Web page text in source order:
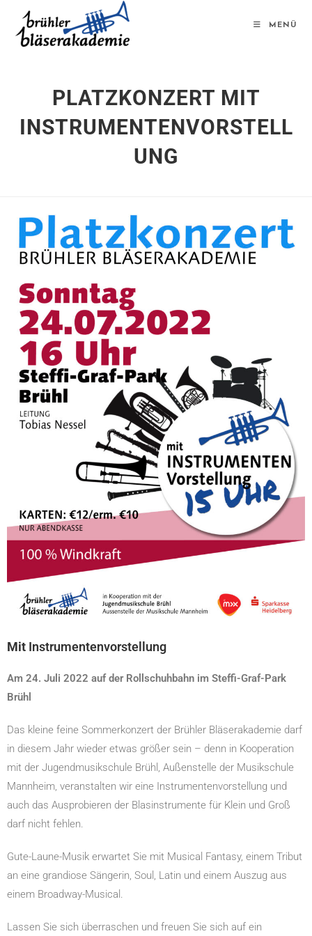
MENÜ
PLATZKONZERT MIT
INSTRUMENTENVORSTELL
UNG
Mit Instrumentenvorstellung
Am 24. Juli 2022 auf der Rollschuhbahn im Steffi-Graf-Park
Brühl
Das kleine feine Sommerkonzert der Brühler Bläserakademie darf
in diesem Jahr wieder etwas größer sein – denn in Kooperation
mit der Jugendmusikschule Brühl, Außenstelle der Musikschule
Mannheim, veranstalten wir eine Instrumentenvorstellung und
auch das Ausprobieren der Blasinstrumente für Klein und Groß
darf nicht fehlen.
Gute-Laune-Musik erwartet Sie mit Musical Fantasy, einem Tribut
an eine grandiose Sängerin, Soul, Latin und einem Auszug aus
einem Broadway-Musical.
Lassen Sie sich überraschen und freuen Sie sich auf ein